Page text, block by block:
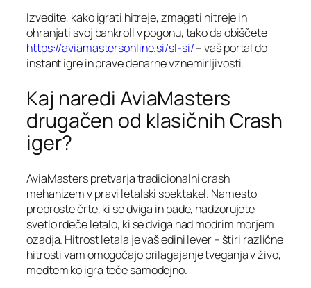
Izvedite, kako igrati hitreje, zmagati hitreje in
ohranjati svoj bankroll v pogonu, tako da obiščete
https://aviamastersonline.si/sl-si/– vaš portal do
instant igre in prave denarne vznemirljivosti.
Kaj naredi AviaMasters
drugačen od klasičnih Crash
iger?
AviaMasters pretvarja tradicionalni crash
mehanizem v pravi letalski spektakel. Namesto
preproste črte, ki se dviga in pade, nadzorujete
svetlo rdeče letalo, ki se dviga nad modrim morjem
ozadja. Hitrost letala je vaš edini lever – štiri različne
hitrosti vam omogočajo prilagajanje tveganja v živo,
medtem ko igra teče samodejno.